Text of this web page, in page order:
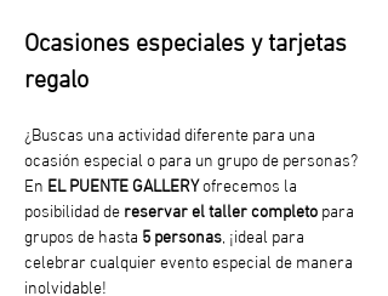
Ocasiones especiales y tarjetas
regalo
¿Buscas una actividad diferente para una
ocasión especial o para un grupo de personas?
En EL PUENTE GALLERY ofrecemos la
posibilidad de reservar el taller completo para
grupos de hasta 5 personas, ¡ideal para
celebrar cualquier evento especial de manera
inolvidable!